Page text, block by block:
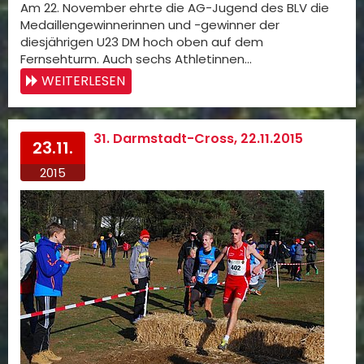
Am 22. November ehrte die AG-Jugend des BLV die
Medaillengewinnerinnen und -gewinner der
diesjährigen U23 DM hoch oben auf dem
Fernsehturm. Auch sechs Athletinnen…
WEITERLESEN
23.11.
2015
31. Darmstadt-Cross, 22.11.2015